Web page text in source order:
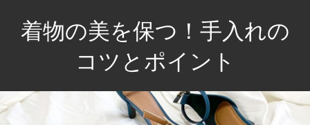
ツ
へ
着物の美を保つ！手入れの
コツとポイント
伝
統